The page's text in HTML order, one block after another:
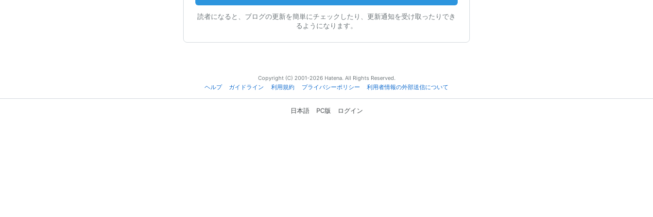
読者になると、ブログの更新を簡単にチェックしたり、更新通知を受け取ったりでき
るようになります。
Copyright (C) 2001-2026 Hatena. All Rights Reserved.
ヘルプ
ガイドライン 利用規約 プライバシーポリシー 利用者情報の外部送信について
日本語 PC版 ログイン